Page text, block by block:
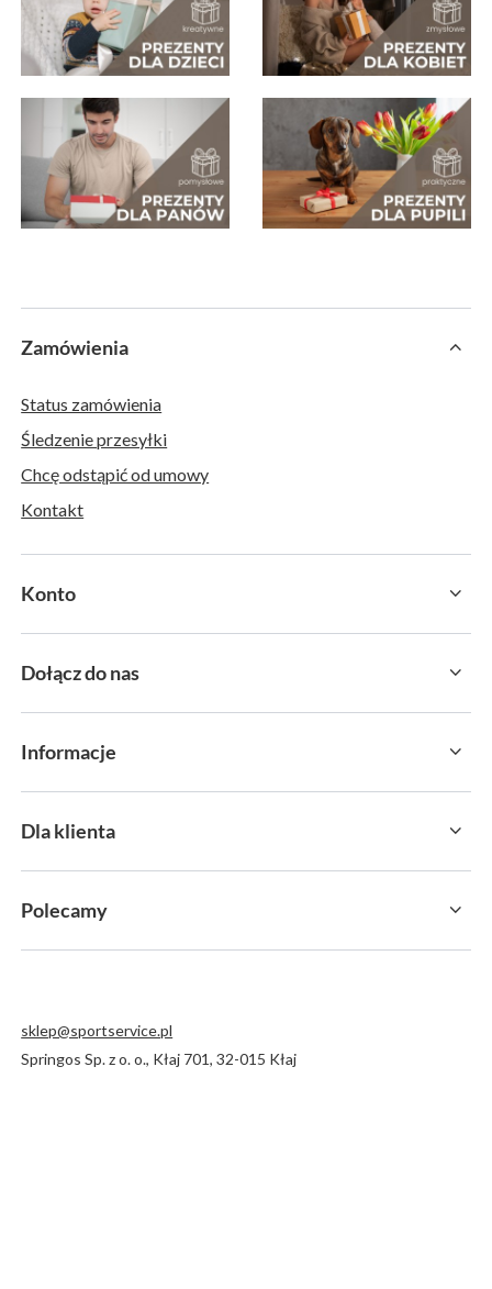
Zamówienia
Status zamówienia
Śledzenie przesyłki
Chcę odstąpić od umowy
Kontakt
Konto
Dołącz do nas
Informacje
Dla klienta
Polecamy
sklep@sportservice.pl
Springos Sp. z o. o., Kłaj 701,32-015 Kłaj